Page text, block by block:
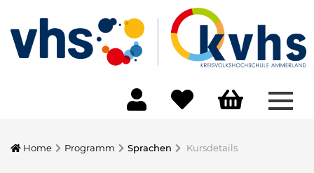
Home Programm Sprachen Kursdetails